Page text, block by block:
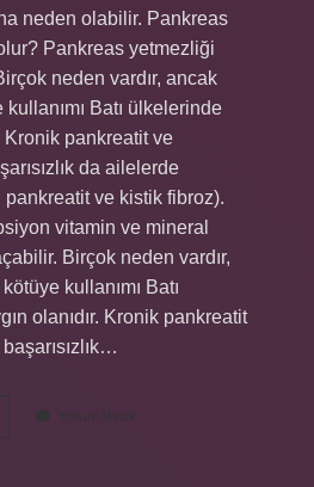
neden olabilir. Pankreas
Pankreas yetmezliği
neden vardır, ancak
Batı ülkelerinde
Kronik pankreatit ve
da ailelerde
pankreatit ve kistik fibroz).
vitamin ve mineral
Birçok neden vardır,
kullanımı Batı
olanıdır. Kronik pankreatit
Yorum Bırak